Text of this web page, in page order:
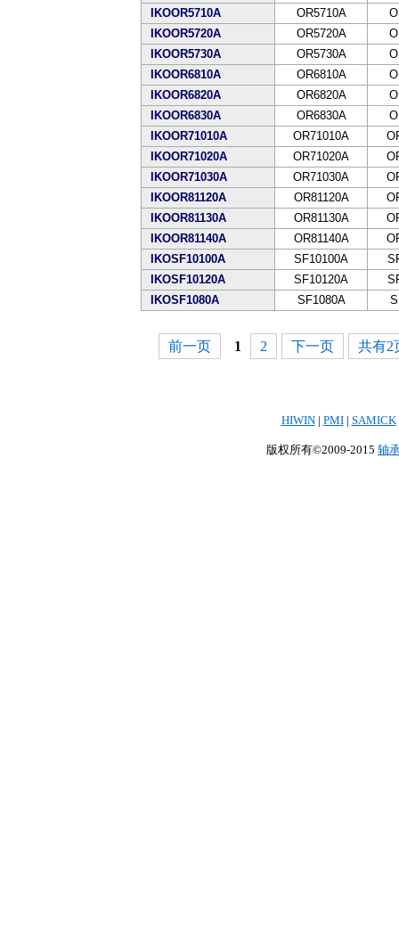
IKOOR5710A
OR5710A
IKOOR5720A
OR5720A
IKOOR5730A
OR5730A
IKOOR6810A
OR6810A
IKOOR6820A
OR6820A
IKOOR6830A
OR6830A
IKOOR71010A
OR71010A
IKOOR71020A
OR71020A
IKOOR71030A
OR71030A
IKOOR81120A
OR81120A
IKOOR81130A
OR81130A
IKOOR81140A
OR81140A
IKOSF10100A
SF10100A
IKOSF10120A
SF10120A
IKOSF1080A
SF1080A
前一页 1 2 下一页 共有2
HIWIN| PMI| SAMICK
版权所有©2009-2015 轴